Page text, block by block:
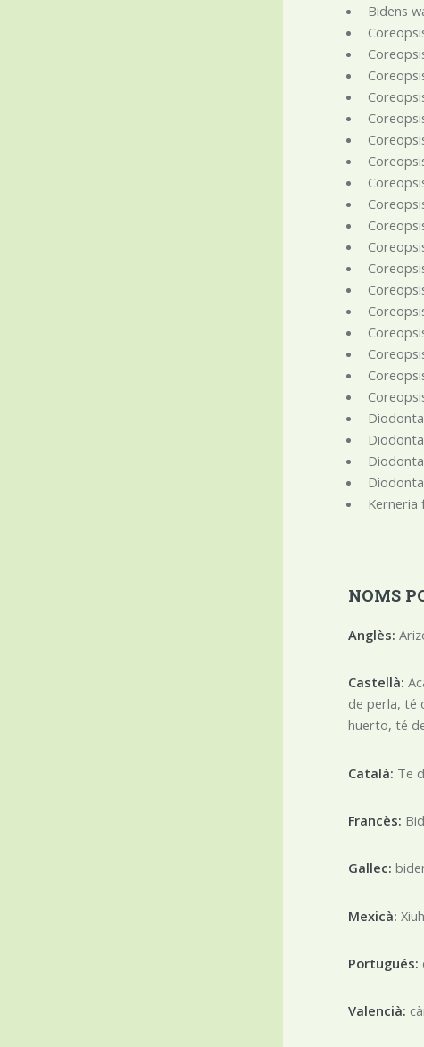
Bidens
Kerneria
NOMS
Anglès:
Castellà:
de perla, té
huerto, té
Català: Te
Francès:
Gallec:
Mexicà:
Portugués:
Valencià: